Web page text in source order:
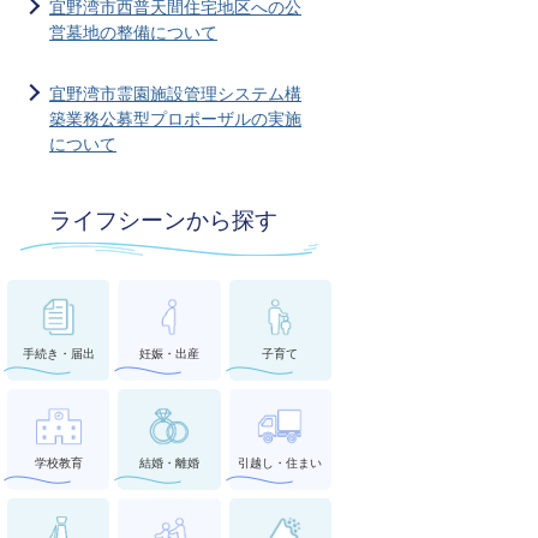
宜野湾市西普天間住宅地区への公
営墓地の整備について
宜野湾市霊園施設管理システム構
築業務公募型プロポーザルの実施
について
ライフシーンから探す
手続き・届出 妊娠・出産 子育て
学校教育 結婚・離婚 引越し・住まい